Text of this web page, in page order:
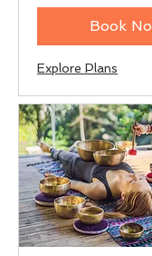
Book
Explore Plans